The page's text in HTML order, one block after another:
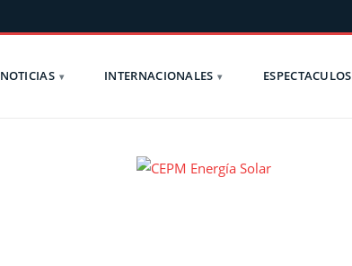
NOTICIAS INTERNACIONALES ESPECTACULOS